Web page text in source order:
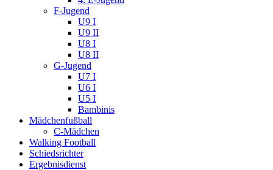
F-Jugend
U9 I
U9 II
U8 I
U8 II
G-Jugend
U7 I
U6 I
U5 I
Bambinis
Mädchenfußball
C-Mädchen
Walking Football
Schiedsrichter
Ergebnisdienst